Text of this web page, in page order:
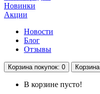
Новинки
Акции
Новости
Блог
Отзывы
Корзина покупок: 0 Корзина
В корзине пусто!